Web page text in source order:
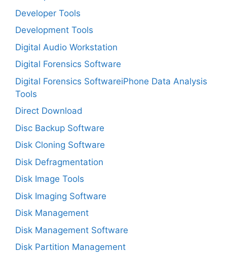
Developer Tools
Development Tools
Digital Audio Workstation
Digital Forensics Software
Digital Forensics SoftwareiPhone Data Analysis
Tools
Direct Download
Disc Backup Software
Disk Cloning Software
Disk Defragmentation
Disk Image Tools
Disk Imaging Software
Disk Management
Disk Management Software
Disk Partition Management